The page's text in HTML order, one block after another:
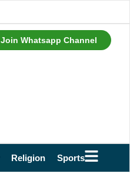
Join Whatsapp Channel
Religion Sports